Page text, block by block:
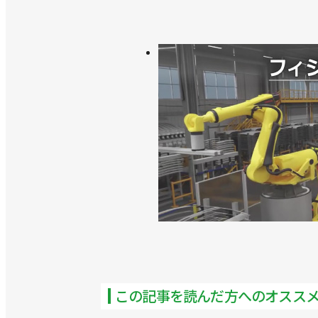
この記事を読んだ方へのオスス